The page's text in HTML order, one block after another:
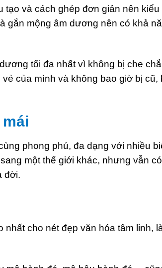
và cách ghép đơn giản nên
gắn mộng âm dương nên có khả
tối đa nhất vì không bị che
của mình và không bao giờ bị cũ,
phong phú, đa dạng với nhiều
một thế giới khác, nhưng vẫn
đời.
cho nét đẹp văn hóa tâm linh,